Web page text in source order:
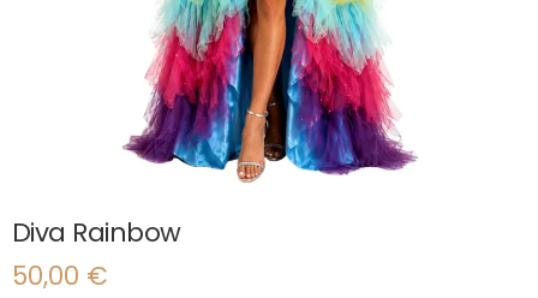
Diva Rainbow
50,00 €